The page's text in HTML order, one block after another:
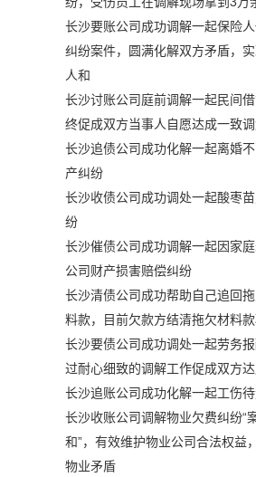
长沙要账公司成功调解一起保险
纠纷案件，圆满化解双方矛盾，
人和
长沙讨账公司庭前调解一起民间
终促成双方当事人自愿达成一致
长沙追债公司成功化解一起离婚
产纠纷
长沙收债公司成功调处一起酸枣
纷
长沙催债公司成功调解一起因家
公司财产损害赔偿纠纷
长沙清债公司成功帮助自己追回
料款，目前欠款方结清拖欠材料
长沙要债公司成功调处一起劳务
过耐心细致的调解工作促成双方
长沙追账公司成功化解一起工伤
长沙收账公司调解物业欠费纠纷“
和”，有效维护物业公司合法权益
物业矛盾